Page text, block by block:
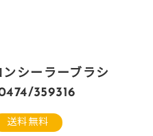
ンシーラーブラシ
359316
送料無料